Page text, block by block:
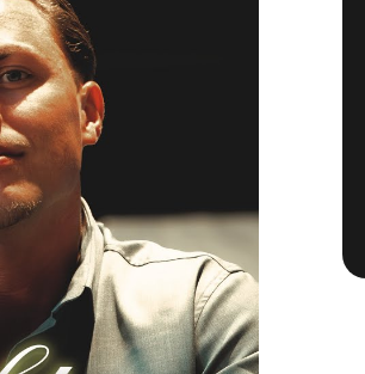
die meebeweegt met
te raken. Juist dat
in een stijl die
repertoire, maar
op dorpsfeesten,
snel mee moet
wil mensen vermaken,